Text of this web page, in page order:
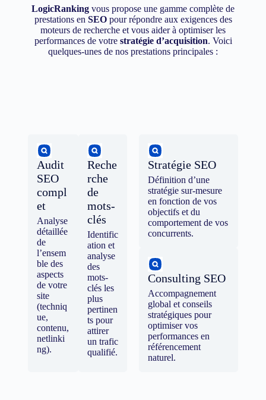
LogicRanking vous propose une gamme complète de
prestations en SEOpour répondre aux exigences des
moteurs de recherche et vous aider à optimiser les
performances de votre stratégie d’acquisition. Voici
quelques-unes de nos prestations principales :
Audit
SEO
compl
et
Analyse
détaillée
de
l’ensem
ble des
aspects
de votre
site
(techniq
ue,
contenu,
netlinki
ng).
Reche
rche
de
mots-
clés
Identific
ation et
analyse
des
mots-
clés les
plus
pertinen
ts pour
attirer
un trafic
qualifié.
Stratégie SEO
Définition d’une
stratégie sur-mesure
en fonction de vos
objectifs et du
comportement de vos
concurrents.
Consulting SEO
Accompagnement
global et conseils
stratégiques pour
optimiser vos
performances en
référencement
naturel.